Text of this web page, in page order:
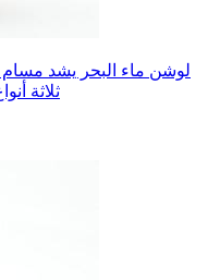
لوشن ماء البحر يشد
ثلاثة